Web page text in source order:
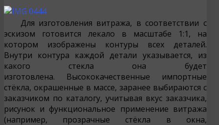
Для изготовления витража, в соответствии с
эскизом готовится лекало в масштабе 1:1, на
котором изображены контуры всех деталей.
Внутри контура каждой детали указывается, из
какого стекла она будет
изготовлена. Высококачественные импортные
стёкла, окрашенные в массе, заранее выбираются с
заказчиком по каталогу, учитывая вкус заказчика,
рисунок и функциональное применение витража
(например, прозрачные стёкла в окна,